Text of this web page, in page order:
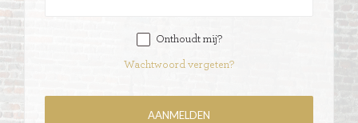
Onthoudt mij?
Wachtwoord vergeten?